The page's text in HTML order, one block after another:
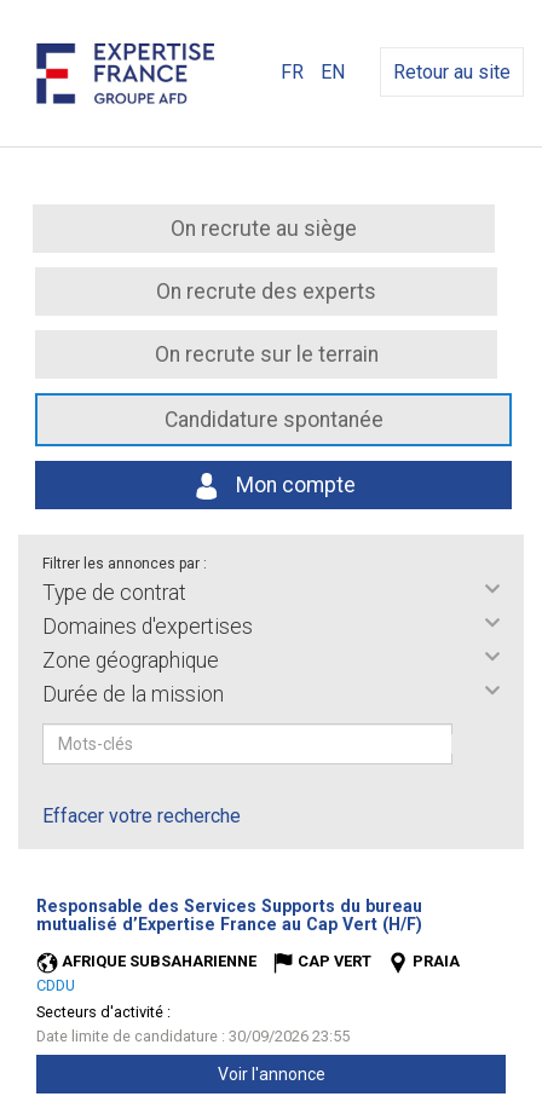
FR EN Retour au site
On recrute au siège
On recrute des experts
On recrute sur le terrain
Candidature spontanée
Mon compte
Filtrer les annonces par :
Type de contrat
Domaines d'expertises
Zone géographique
Durée de la mission
Effacer votre recherche
Responsable des Services Supports du bureau
mutualisé d’Expertise France au Cap Vert (H/F)
AFRIQUE SUBSAHARIENNE CAP VERT
PRAIA
CDDU
Secteurs d'activité :
Date limite de candidature : 30/09/2026 23:55
Voir l'annonce